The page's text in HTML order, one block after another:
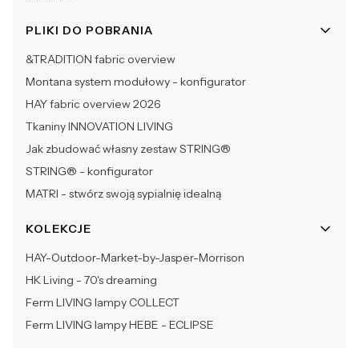
PLIKI DO POBRANIA
&TRADITION fabric overview
Montana system modułowy - konfigurator
HAY fabric overview 2026
Tkaniny INNOVATION LIVING
Jak zbudować własny zestaw STRING®
STRING® - konfigurator
MATRI - stwórz swoją sypialnię idealną
KOLEKCJE
HAY-Outdoor-Market-by-Jasper-Morrison
HK Living - 70's dreaming
Ferm LIVING lampy COLLECT
Ferm LIVING lampy HEBE - ECLIPSE